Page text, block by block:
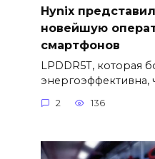
Hynix
новейшую
смартфонов
LPDDR5T, которая
энергоэффективна,
2 136